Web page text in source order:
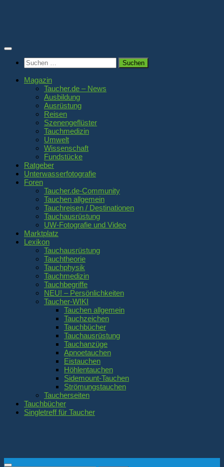
Suchen
nach:
Magazin
Taucher.de – News
Ausbildung
Ausrüstung
Reisen
Szenengeflüster
Tauchmedizin
Umwelt
Wissenschaft
Fundstücke
Ratgeber
Unterwasserfotografie
Foren
Taucher.de-Community
Tauchen allgemein
Tauchreisen / Destinationen
Tauchausrüstung
UW-Fotografie und Video
Marktplatz
Lexikon
Tauchausrüstung
Tauchtheorie
Tauchphysik
Tauchmedizin
Tauchbegriffe
NEU! – Persönlichkeiten
Taucher-WIKI
Tauchen allgemein
Tauchzeichen
Tauchbücher
Tauchausrüstung
Tauchanzüge
Apnoetauchen
Eistauchen
Höhlentauchen
Sidemount-Tauchen
Strömungstauchen
Taucherseiten
Tauchbücher
Singletreff für Taucher